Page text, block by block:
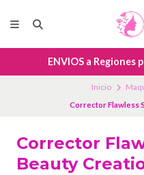
ENVIOS a Regiones
Inicio
Corrector Flawless
Corrector
Beauty